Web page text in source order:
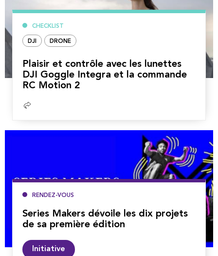
CHECKLIST
DJI DRONE
Plaisir et contrôle avec les lunettes
DJI Goggle Integra et la commande
RC Motion 2
Lire
RENDEZ-VOUS
Series Makers dévoile les dix projets
de sa première édition
Initiative